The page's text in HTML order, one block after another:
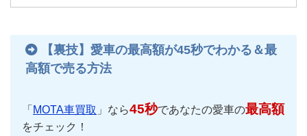
【裏技】愛車の最高額が45秒でわかる＆最
高額で売る方法
「 MOTA車買取 」なら45秒であなたの愛車の最高額
をチェック！